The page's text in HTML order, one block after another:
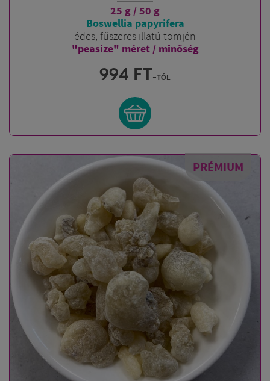
25 g / 50 g
Boswellia papyrifera
édes, fűszeres illatú tömjén
"peasize" méret / minőség
994 FT-tól
PRÉMIUM